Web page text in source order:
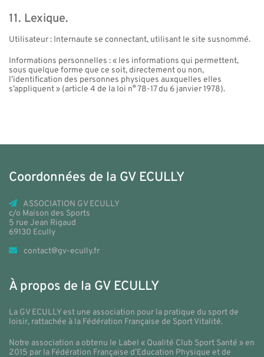
11. Lexique.
Utilisateur : Internaute se connectant, utilisant le site susnommé.
Informations personnelles : « les informations qui permettent,
sous quelque forme que ce soit, directement ou non,
l’identification des personnes physiques auxquelles elles
s’appliquent » (article 4 de la loi n° 78-17 du 6 janvier 1978).
Coordonnées de la GV ECULLY
ASSOCIATION GV ECULLY
c/o Maison des Sports
5 rue Jean Rigaud
69130 Ecully
contact@gv-ecully.fr
À propos de la GV ECULLY
La GV ECULLY est une association pour la pratique du sport de
loisir, rattachée à la Fédération Française de Sport Vitalité.
Notre association a obtenu le Label « Qualité Club Sport Santé » en
2015 par la Fédération Française d’Education Physique et de